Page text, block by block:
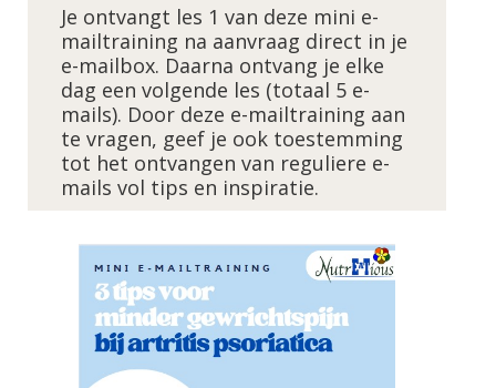
Je ontvangt les 1 van deze mini e-
mailtraining na aanvraag direct in je
e-mailbox. Daarna ontvang je elke
dag een volgende les (totaal 5 e-
mails). Door deze e-mailtraining aan
te vragen, geef je ook toestemming
tot het ontvangen van reguliere e-
mails vol tips en inspiratie.